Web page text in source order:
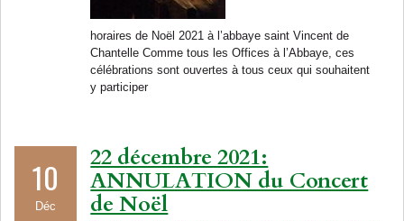
horaires de Noël 2021 à l’abbaye saint Vincent de
Chantelle Comme tous les Offices à l’Abbaye, ces
célébrations sont ouvertes à tous ceux qui souhaitent
y participer
10
Déc
22 décembre 2021:
ANNULATION du Concert
de Noël